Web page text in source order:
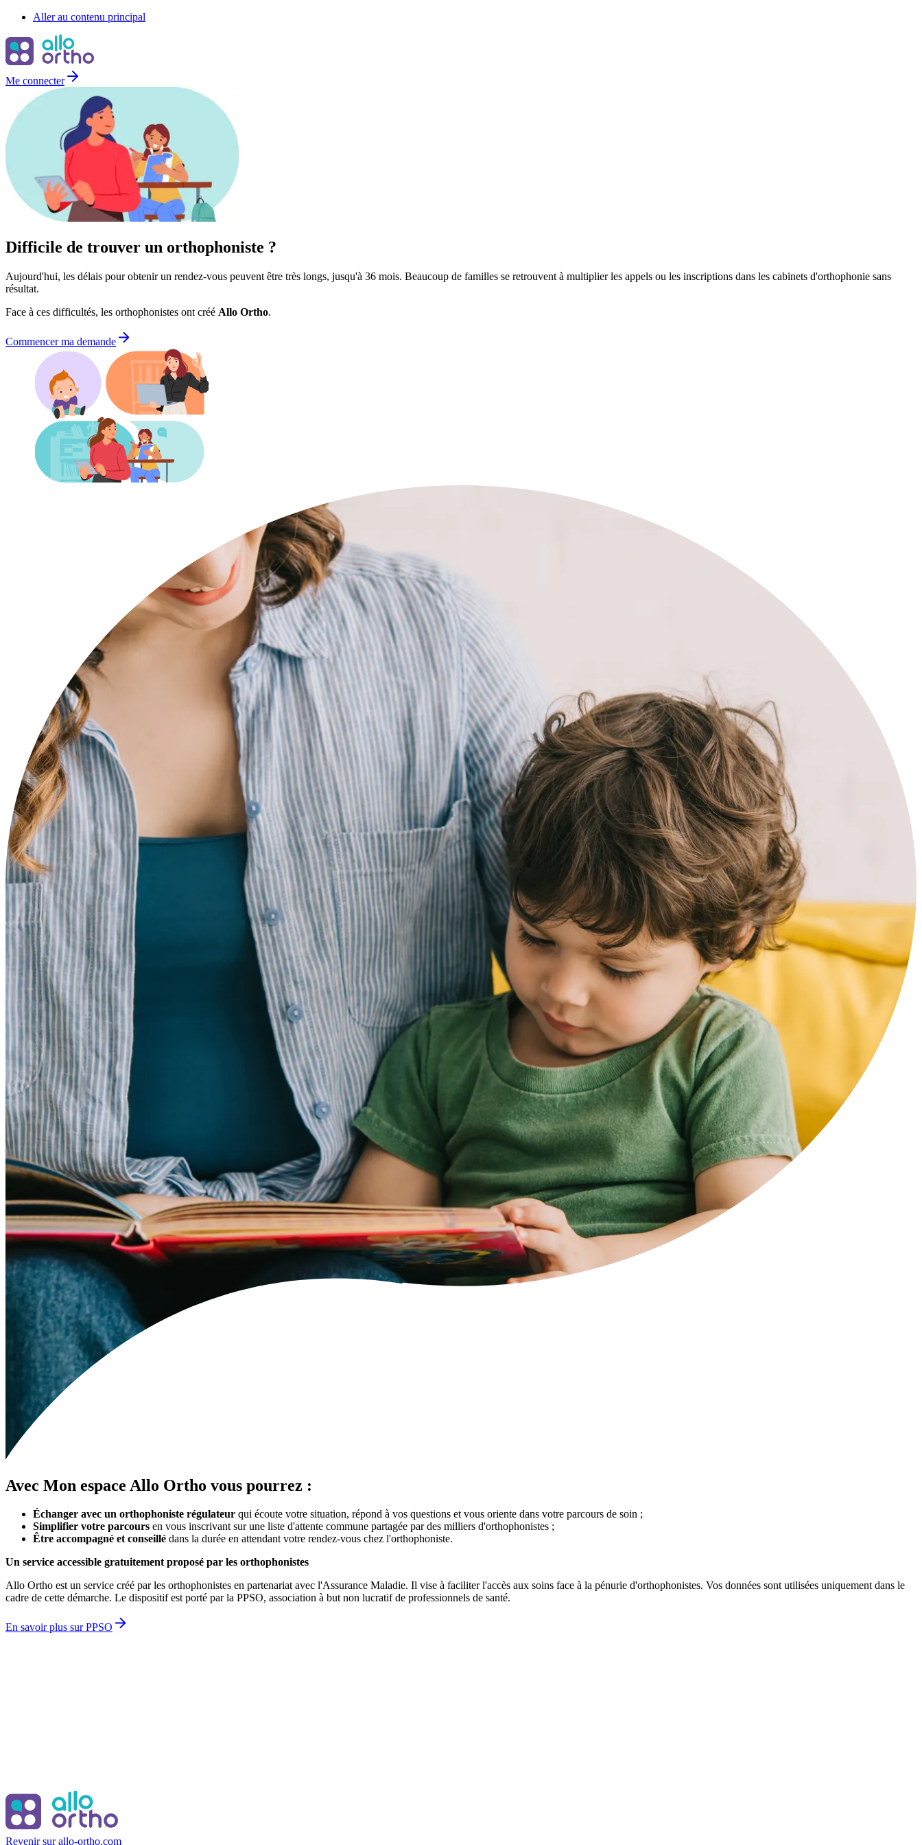
Aller au contenu principal
Me connecter
Difficile de trouver un orthophoniste ?
Aujourd'hui, les délais pour obtenir un rendez-vous peuvent être très longs, jusqu'à 36 mois. Beaucoup de familles se retrouvent à multiplier les appels ou les inscriptions dans les cabinets d'orthophonie sans
résultat.
Face à ces difficultés, les orthophonistes ont créé Allo Ortho.
Commencer ma demande
Avec Mon espace Allo Ortho vous pourrez :
Échanger avec un orthophoniste régulateur qui écoute votre situation, répond à vos questions et vous oriente dans votre parcours de soin ;
Simplifier votre parcours en vous inscrivant sur une liste d'attente commune partagée par des milliers d'orthophonistes ;
Être accompagné et conseillé dans la durée en attendant votre rendez-vous chez l'orthophoniste.
Un service accessible gratuitement proposé par les orthophonistes
Allo Ortho est un service créé par les orthophonistes en partenariat avec l'Assurance Maladie. Il vise à faciliter l'accès aux soins face à la pénurie d'orthophonistes. Vos données sont utilisées uniquement dans le
cadre de cette démarche. Le dispositif est porté par la PPSO, association à but non lucratif de professionnels de santé.
En savoir plus sur PPSO
Revenir sur allo-ortho.com